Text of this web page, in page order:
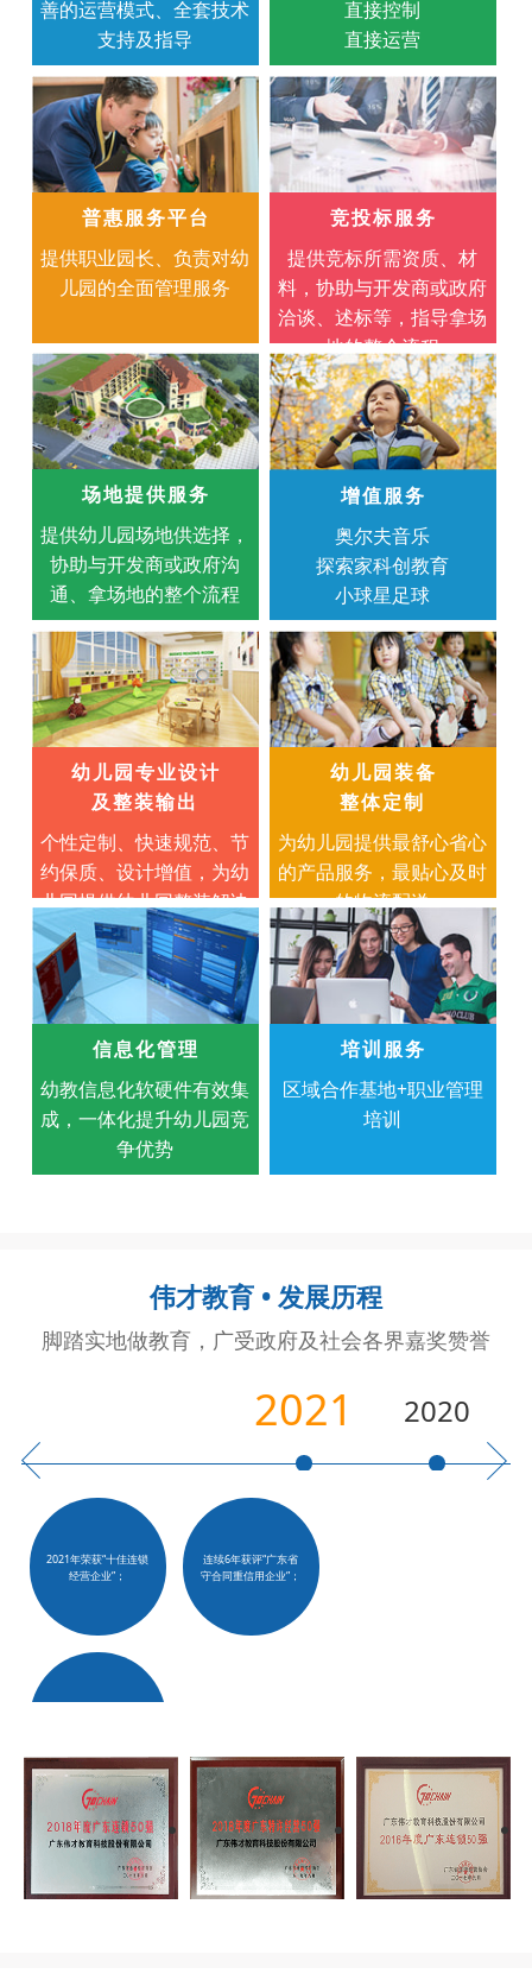
善的运营模式、全套技术
支持及指导
直接控制
直接运营
普惠服务平台
提供职业园长、负责对幼
儿园的全面管理服务
竞投标服务
提供竞标所需资质、材
料，协助与开发商或政府
洽谈、述标等，指导拿场
地的整个流程
场地提供服务
提供幼儿园场地供选择，
协助与开发商或政府沟
通、拿场地的整个流程
增值服务
奥尔夫音乐
探索家科创教育
小球星足球
幼儿园专业设计
及整装输出
个性定制、快速规范、节
约保质、设计增值，为幼
儿园提供幼儿园整装解决
方案
幼儿园装备
整体定制
为幼儿园提供最舒心省心
的产品服务，最贴心及时
的物流配送
信息化管理
幼教信息化软硬件有效集
成，一体化提升幼儿园竞
争优势
培训服务
区域合作基地+职业管理
培训
伟才教育 • 发展历程
脚踏实地做教育，广受政府及社会各界嘉奖赞誉
2021 2020
2021年荣获“十佳连锁
经营企业”；
连续6年获评“广东省
守合同重信用企业”；